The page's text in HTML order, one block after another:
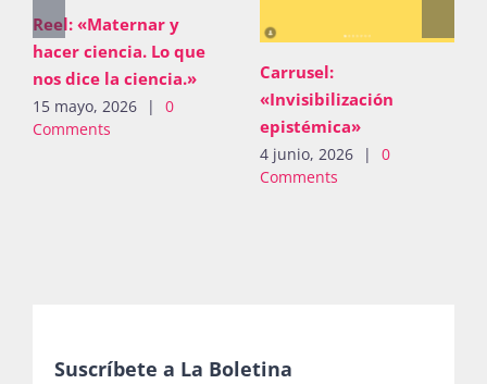
Reel: «Maternar y
hacer ciencia. Lo que
nos dice la ciencia.»
15 mayo, 2026 |
0
Comments
Carrusel:
«Invisibilización
epistémica»
4 junio, 2026 |
0
Comments
Suscríbete a La Boletina